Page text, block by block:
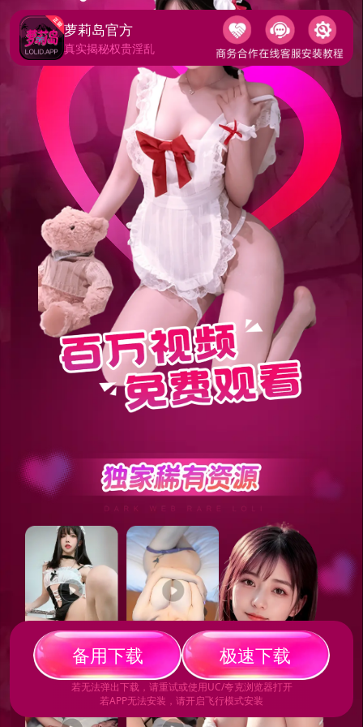
萝莉岛官方
真实揭秘权贵淫乱
备用下载 极速下载
若无法弹出下载，请重试或使用UC/夸克浏览器打开
若APP无法安装，请开启飞行模式安装